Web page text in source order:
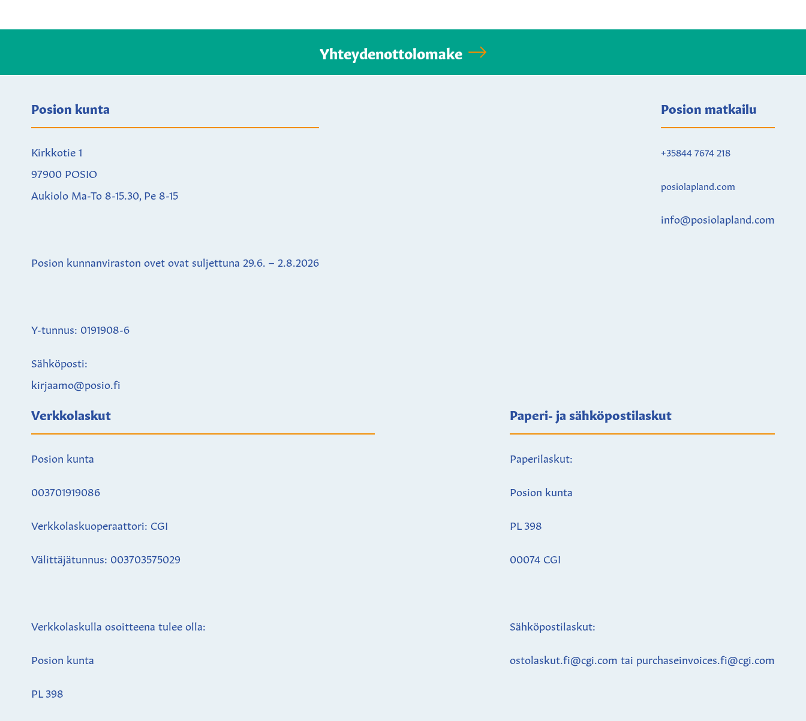
Yhteydenottolomake
Posion kunta
Kirkkotie 1
97900 POSIO
Aukiolo Ma-To 8-15.30, Pe 8-15
Posion kunnanviraston ovet ovat suljettuna 29.6. – 2.8.2026
Y-tunnus: 0191908-6
Sähköposti:
kirjaamo@posio.fi
Posion matkailu
+35844 7674 218
posiolapland.com
info@posiolapland.com
Verkkolaskut
Posion kunta
003701919086
Verkkolaskuoperaattori: CGI
Välittäjätunnus: 003703575029
Verkkolaskulla osoitteena tulee olla:
Posion kunta
PL 398
Paperi- ja sähköpostilaskut
Paperilaskut:
Posion kunta
PL 398
00074 CGI
Sähköpostilaskut:
ostolaskut.fi@cgi.com tai purchaseinvoices.fi@cgi.com